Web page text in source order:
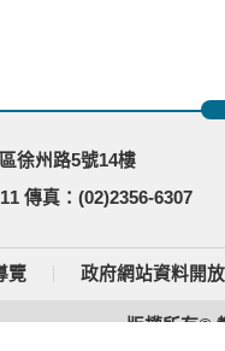
徐州路5號14樓
傳真：(02)2356-6307
覽 政府網站資料開
版權所有©